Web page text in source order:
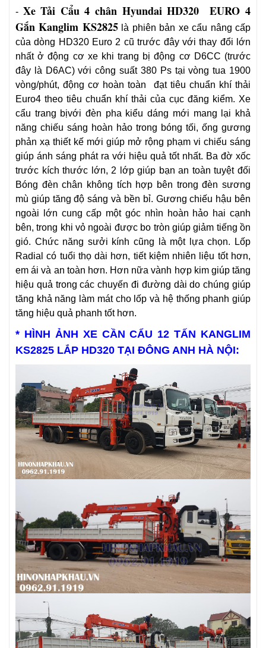
- Xe Tải Cẩu 4 chân Hyundai HD320 EURO 4
Gắn Kanglim KS2825 là phiên bản xe cẩu nâng cấp
của dòng HD320 Euro 2 cũ trước đây với thay đổi lớn
nhất ở động cơ xe khi trang bị động cơ D6CC (trước
đây là D6AC) với công suất 380 Ps tại vòng tua 1900
vòng/phút, động cơ hoàn toàn đạt tiêu chuẩn khí thải
Euro4 theo tiêu chuẩn khí thải của cục đăng kiểm. Xe
cẩu trang bịvới đèn pha kiểu dáng mới mang lại khả
năng chiếu sáng hoàn hảo trong bóng tối, ống gương
phản xạ thiết kế mới giúp mở rộng phạm vi chiếu sáng
giúp ánh sáng phát ra với hiệu quả tốt nhất. Ba đờ xốc
trước kích thước lớn, 2 lớp giúp bạn an toàn tuyệt đối
Bóng đèn chân không tích hợp bên trong đèn sương
mù giúp tăng độ sáng và bền bỉ. Gương chiếu hậu bên
ngoài lớn cung cấp một góc nhìn hoàn hảo hai cạnh
bên, trong khi vỏ ngoài được bo tròn giúp giảm tiếng ồn
gió. Chức năng sưởi kính cũng là một lựa chọn. Lốp
Radial có tuổi thọ dài hơn, tiết kiệm nhiên liệu tốt hơn,
em ái và an toàn hơn. Hơn nữa vành hợp kim giúp tăng
hiệu quả trong các chuyến đi đường dài do chúng giúp
tăng khả năng làm mát cho lốp và hệ thống phanh giúp
tăng hiệu quả phanh tốt hơn.
* HÌNH ẢNH XE CẦN CẨU 12 TẤN KANGLIM
KS2825 LẮP HD320 TẠI ĐÔNG ANH HÀ NỘI: